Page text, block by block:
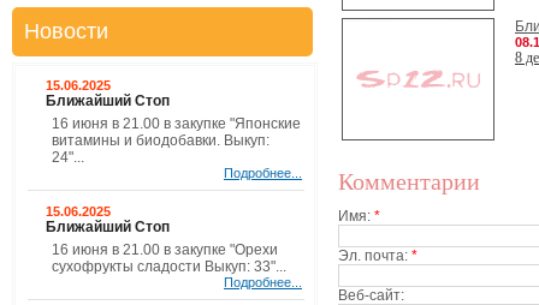
8
Комментарии
Имя: *
Эл. почта: *
Веб-сайт:
Новости
15.06.2025
Ближайший Стоп
16 июня в 21.00 в закупке "Японские
витамины и биодобавки. Выкуп:
24"...
Подробнее...
15.06.2025
Ближайший Стоп
16 июня в 21.00 в закупке "Орехи
сухофрукты сладости Выкуп: 33"...
Подробнее...